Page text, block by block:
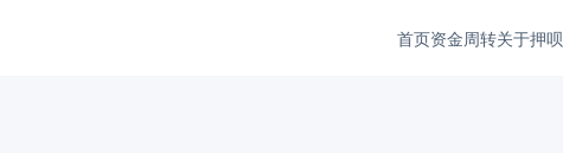
首页资金周转关于押呗